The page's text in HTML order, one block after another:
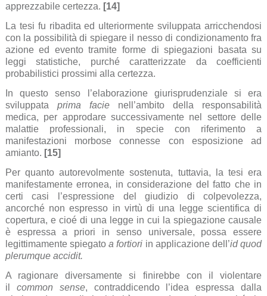
apprezzabile certezza. [14]
La tesi fu ribadita ed ulteriormente sviluppata arricchendosi
con la possibilità di spiegare il nesso di condizionamento fra
azione ed evento tramite forme di spiegazioni basata su
leggi statistiche, purché caratterizzate da coefficienti
probabilistici prossimi alla certezza.
In questo senso l’elaborazione giurisprudenziale si era
sviluppata prima facie nell’ambito della responsabilità
medica, per approdare successivamente nel settore delle
malattie professionali, in specie con riferimento a
manifestazioni morbose connesse con esposizione ad
amianto. [15]
Per quanto autorevolmente sostenuta, tuttavia, la tesi era
manifestamente erronea, in considerazione del fatto che in
certi casi l’espressione del giudizio di colpevolezza,
ancorché non espresso in virtù di una legge scientifica di
copertura, e cioé di una legge in cui la spiegazione causale
è espressa a priori in senso universale, possa essere
legittimamente spiegatoa fortiori in applicazione dell’id quod
plerumque accidit.
A ragionare diversamente si finirebbe con il violentare
il common sense, contraddicendo l’idea espressa dalla